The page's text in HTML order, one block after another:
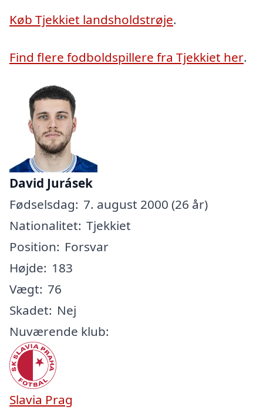
Køb Tjekkiet landsholdstrøje.
Find flere fodboldspillere fra Tjekkiet her.
David Jurásek
Fødselsdag: 7. august 2000 (26 år)
Nationalitet: Tjekkiet
Position: Forsvar
Højde: 183
Vægt: 76
Skadet: Nej
Nuværende klub:
Slavia Prag